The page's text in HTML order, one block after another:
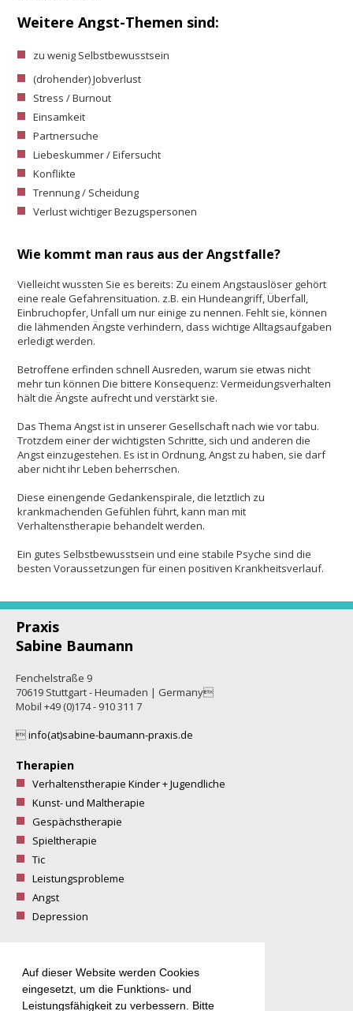
Auf dieser Website werden Cookies
eingesetzt, um die Funktions- und
Leistungsfähigkeit zu verbessern. Bitte
Weitere Angst-Themen sind:
zu wenig Selbstbewusstsein
(drohender) Jobverlust
Stress / Burnout
Einsamkeit
Partnersuche
Liebeskummer / Eifersucht
Konflikte
Trennung / Scheidung
Verlust wichtiger Bezugspersonen
Wie kommt man raus aus der Angstfalle?
Vielleicht wussten Sie es bereits: Zu einem Angstauslöser gehört
eine reale Gefahrensituation. z.B. ein Hundeangriff, Überfall,
Einbruchopfer, Unfall um nur einige zu nennen. Fehlt sie, können
die lähmenden Ängste verhindern, dass wichtige Alltagsaufgaben
erledigt werden.
Betroffene erfinden schnell Ausreden, warum sie etwas nicht
mehr tun können Die bittere Konsequenz: Vermeidungsverhalten
hält die Ängste aufrecht und verstärkt sie.
Das Thema Angst ist in unserer Gesellschaft nach wie vor tabu.
Trotzdem einer der wichtigsten Schritte, sich und anderen die
Angst einzugestehen. Es ist in Ordnung, Angst zu haben, sie darf
aber nicht ihr Leben beherrschen.
Diese einengende Gedankenspirale, die letztlich zu
krankmachenden Gefühlen führt, kann man mit
Verhaltenstherapie behandelt werden.
Ein gutes Selbstbewusstsein und eine stabile Psyche sind die
besten Voraussetzungen für einen positiven Krankheitsverlauf.
Praxis
Sabine Baumann
Fenchelstraße 9
70619 Stuttgart - Heumaden | Germany
Mobil +49 (0)174 - 910 311 7
info(at)sabine-baumann-praxis.de
Therapien
Verhaltenstherapie Kinder + Jugendliche
Kunst- und Maltherapie
Gespächstherapie
Spieltherapie
Tic
Leistungsprobleme
Angst
Depression
Zusatzangebote
Malkurse